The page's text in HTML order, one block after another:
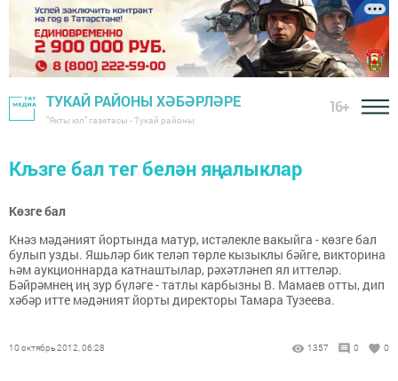
ТУКАЙ РАЙОНЫ ХӘБӘРЛӘРЕ
"Якты юл" газетасы - Тукай районы
16+
Кљзге бал тег белән яңалыклар
Көзге бал
Кнәз мәдәният йортында матур, истәлекле вакыйга - көзге бал
булып узды. Яшьләр бик теләп төрле кызыклы бәйге, викторина
һәм аукционнарда катнаштылар, рәхәтләнеп ял иттеләр.
Бәйрәмнең иң зур бүләге - татлы карбызны В. Мамаев отты, дип
хәбәр итте мәдәният йорты директоры Тамара Тузеева.
10 октябрь 2012, 06:28 1357 0 0